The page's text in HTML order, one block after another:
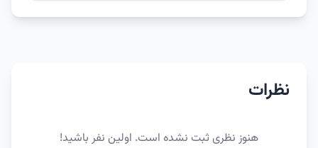
نظرات
هنوز نظری ثبت نشده است. اولین نفر باشید!